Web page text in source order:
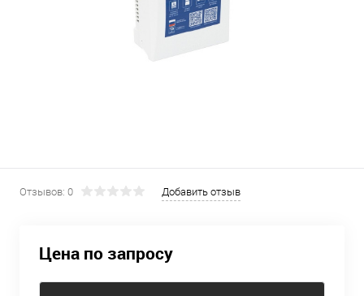
Отзывов: 0 Добавить отзыв
Цена по запросу